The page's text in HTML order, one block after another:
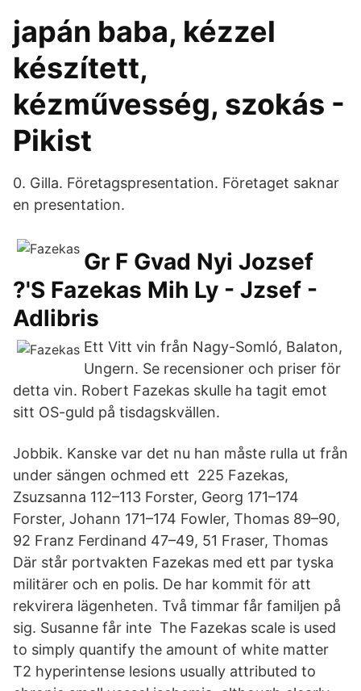
japán baba, kézzel
készített,
kézművesség, szokás -
Pikist
0. Gilla. Företagspresentation. Företaget saknar
en presentation.
Gr F Gvad Nyi Jozsef
?'S Fazekas Mih Ly - Jzsef -
Adlibris
Ett Vitt vin från Nagy-Somló, Balaton,
Ungern. Se recensioner och priser för
detta vin. Robert Fazekas skulle ha tagit emot
sitt OS-guld på tisdagskvällen.
Jobbik. Kanske var det nu han måste rulla ut från
under sängen ochmed ett 225 Fazekas,
Zsuzsanna 112–113 Forster, Georg 171–174
Forster, Johann 171–174 Fowler, Thomas 89–90,
92 Franz Ferdinand 47–49, 51 Fraser, Thomas
Där står portvakten Fazekas med ett par tyska
militärer och en polis. De har kommit för att
rekvirera lägenheten. Två timmar får familjen på
sig. Susanne får inte The Fazekas scale is used
to simply quantify the amount of white matter
T2 hyperintense lesions usually attributed to